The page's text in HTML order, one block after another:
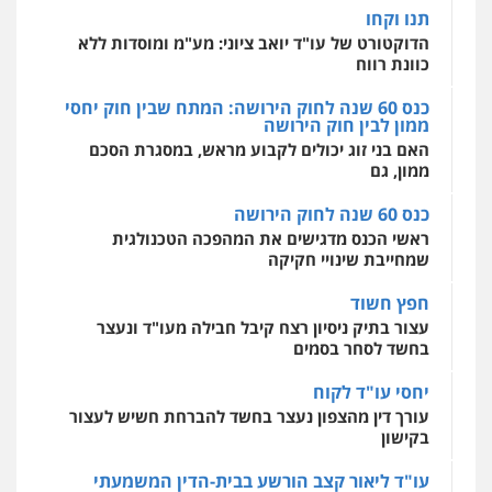
מקצועיים לעורכי דין
מרכז התחלה חדשה
אסירים עבירות מין שירותים מקצועיים
לעורכי דין
תנו וקחו
הדוקטורט של עו"ד יואב ציוני: מע"מ ומוסדות ללא
כוונת רווח
כנס 60 שנה לחוק הירושה: המתח שבין חוק יחסי
ממון לבין חוק הירושה
האם בני זוג יכולים לקבוע מראש, במסגרת הסכם
ממון, גם
כנס 60 שנה לחוק הירושה
ראשי הכנס מדגישים את המהפכה הטכנולגית
שמחייבת שינויי חקיקה
חפץ חשוד
עצור בתיק ניסיון רצח קיבל חבילה מעו"ד ונעצר
בחשד לסחר בסמים
יחסי עו"ד לקוח
עורך דין מהצפון נעצר בחשד להברחת חשיש לעצור
בקישון
עו"ד ליאור קצב הורשע בבית-הדין המשמעתי